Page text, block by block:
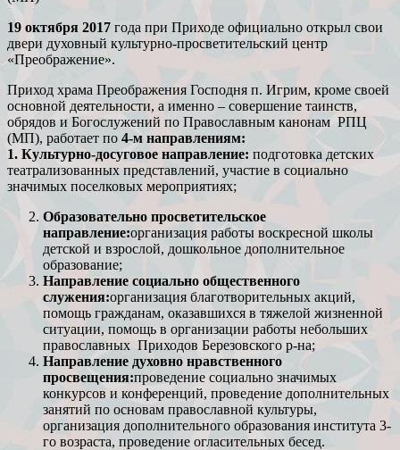
19 октября 2017 года при Приходе официально открыл свои
двери духовный культурно-просветительский центр
«Преображение».
Приход храма Преображения Господня п. Игрим, кроме своей
основной деятельности, а именно – совершение таинств,
обрядов и Богослужений по Православным канонам РПЦ
(МП), работает по 4-м направлениям:
1. Культурно-досуговое направление: подготовка детских
театрализованных представлений, участие в социально
значимых поселковых мероприятиях;
Образовательно просветительское
направление:организация работы воскресной школы
детской и взрослой, дошкольное дополнительное
образование;
Направление социально общественного
служения:организация благотворительных акций,
помощь гражданам, оказавшихся в тяжелой жизненной
ситуации, помощь в организации работы небольших
православных Приходов Березовского р-на;
Направление духовно нравственного
просвещения:проведение социально значимых
конкурсов и конференций, проведение дополнительных
занятий по основам православной культуры,
организация дополнительного образования института 3-
го возраста, проведение огласительных бесед.